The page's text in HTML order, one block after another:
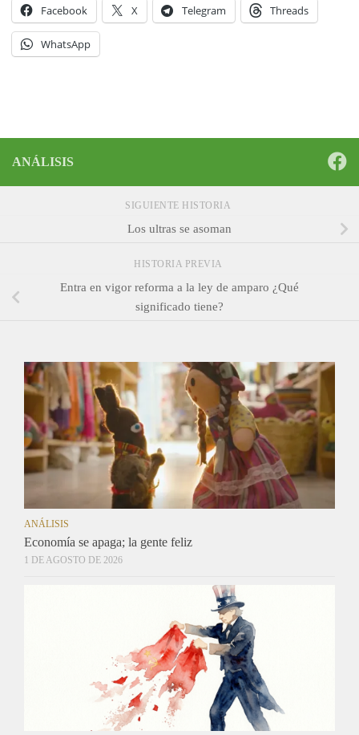
Facebook X Telegram Threads
WhatsApp
ANÁLISIS
SIGUIENTE HISTORIA
Los ultras se asoman
HISTORIA PREVIA
Entra en vigor reforma a la ley de amparo ¿Qué
significado tiene?
ANÁLISIS
Economía se apaga; la gente feliz
1 DE AGOSTO DE 2026